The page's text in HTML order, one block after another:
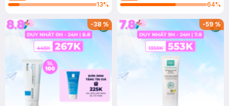
13%
64%
-38% -59%